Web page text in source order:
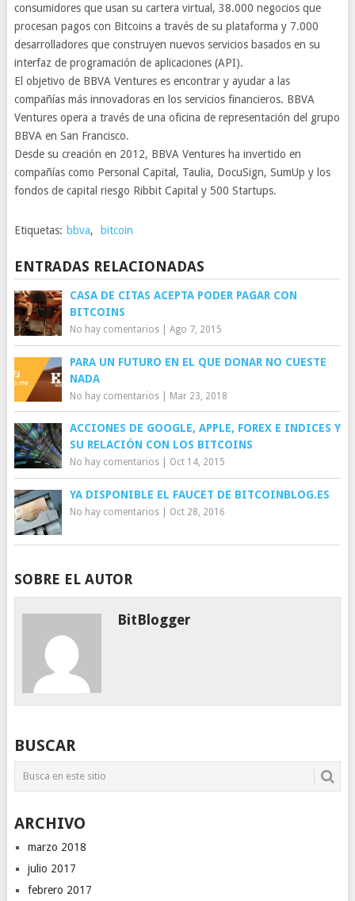
consumidores que usan su cartera virtual, 38.000 negocios que
procesan pagos con Bitcoins a través de su plataforma y 7.000
desarrolladores que construyen nuevos servicios basados en su
interfaz de programación de aplicaciones (API).
El objetivo de BBVA Ventures es encontrar y ayudar a las
compañías más innovadoras en los servicios financieros. BBVA
Ventures opera a través de una oficina de representación del grupo
BBVA en San Francisco.
Desde su creación en 2012, BBVA Ventures ha invertido en
compañías como Personal Capital, Taulia, DocuSign, SumUp y los
fondos de capital riesgo Ribbit Capital y 500 Startups.
Etiquetas: bbva, bitcoin
ENTRADAS RELACIONADAS
CASA DE CITAS ACEPTA PODER PAGAR CON
BITCOINS
No hay comentarios| Ago 7, 2015
PARA UN FUTURO EN EL QUE DONAR NO CUESTE
NADA
No hay comentarios| Mar 23, 2018
ACCIONES DE GOOGLE, APPLE, FOREX E INDICES Y
SU RELACIÓN CON LOS BITCOINS
No hay comentarios| Oct 14, 2015
YA DISPONIBLE EL FAUCET DE BITCOINBLOG.ES
No hay comentarios| Oct 28, 2016
SOBRE EL AUTOR
BitBlogger
BUSCAR
ARCHIVO
marzo 2018
julio 2017
febrero 2017